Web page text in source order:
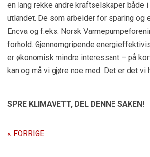
en lang rekke andre kraftselskaper både
utlandet. De som arbeider for sparing og
Enova og f.eks. Norsk
forhold. Gjennomgripende
er økonomisk mindre interessant – på
kan og må vi gjøre noe med. Det er det vi
SPRE KLIMAVETT, DEL DENNE SAKEN!
« FORRIGE